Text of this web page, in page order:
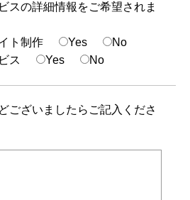
スの詳細情報をご希望されま
ト制作
Yes
No
ス
Yes No
ございましたらご記入くださ